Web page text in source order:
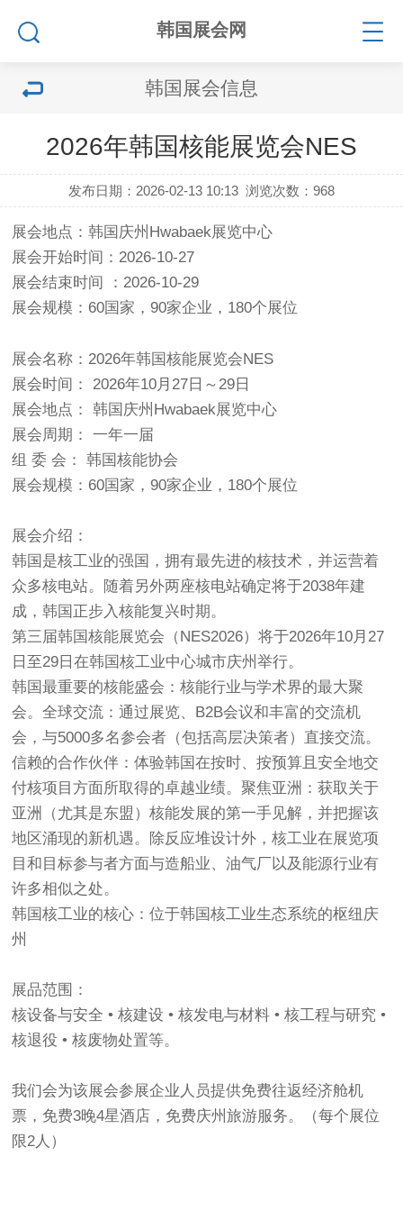
韩国展会网
韩国展会信息
2026年韩国核能展览会NES
发布日期：2026-02-13 10:13 浏览次数：968
展会地点：韩国庆州Hwabaek展览中心
展会开始时间：2026-10-27
展会结束时间 ：2026-10-29
展会规模：60国家，90家企业，180个展位
展会名称：2026年韩国核能展览会NES
展会时间： 2026年10月27日～29日
展会地点： 韩国庆州Hwabaek展览中心
展会周期： 一年一届
组 委 会： 韩国核能协会
展会规模：60国家，90家企业，180个展位
展会介绍：
韩国是核工业的强国，拥有最先进的核技术，并运营着
众多核电站。随着另外两座核电站确定将于2038年建
成，韩国正步入核能复兴时期。
第三届韩国核能展览会（NES2026）将于2026年10月27
日至29日在韩国核工业中心城市庆州举行。
韩国最重要的核能盛会：核能行业与学术界的最大聚
会。全球交流：通过展览、B2B会议和丰富的交流机
会，与5000多名参会者（包括高层决策者）直接交流。
信赖的合作伙伴：体验韩国在按时、按预算且安全地交
付核项目方面所取得的卓越业绩。聚焦亚洲：获取关于
亚洲（尤其是东盟）核能发展的第一手见解，并把握该
地区涌现的新机遇。除反应堆设计外，核工业在展览项
目和目标参与者方面与造船业、油气厂以及能源行业有
许多相似之处。
韩国核工业的核心：位于韩国核工业生态系统的枢纽庆
州
展品范围：
核设备与安全 • 核建设 • 核发电与材料 • 核工程与研究 •
核退役 • 核废物处置等。
我们会为该展会参展企业人员提供免费往返经济舱机
票，免费3晚4星酒店，免费庆州旅游服务。（每个展位
限2人）